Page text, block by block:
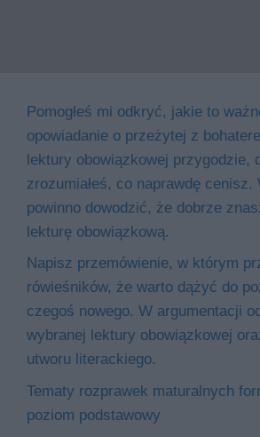
Pomogłeś mi odkryć, jakie to
opowiadanie o przeżytej z
lektury obowiązkowej przygodzie,
zrozumiałeś, co naprawdę cenisz.
powinno dowodzić, że dobrze
lekturę obowiązkową.
Napisz przemówienie, w którym
rówieśników, że warto dążyć do
czegoś nowego. W argumentacji
wybranej lektury obowiązkowej
utworu literackiego.
Tematy rozprawek maturalnych
poziom podstawowy